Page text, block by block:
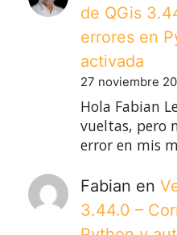
de QGis
errores en
activada
27 noviembre
Hola Fabian
vueltas, pero
error en mis
Fabian en
3.44.0 –